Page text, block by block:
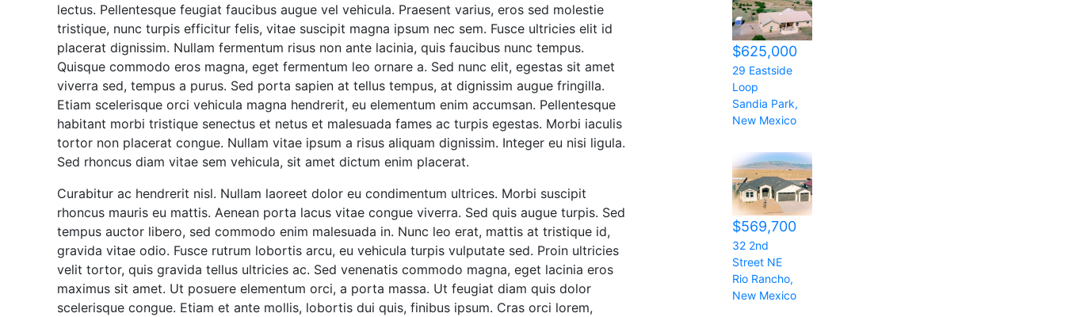
lectus. Pellentesque feugiat faucibus augue vel vehicula. Praesent varius, eros sed molestie
tristique, nunc turpis efficitur felis, vitae suscipit magna ipsum nec sem. Fusce ultricies elit id
placerat dignissim. Nullam fermentum risus non ante lacinia, quis faucibus nunc tempus.
Quisque commodo eros magna, eget fermentum leo ornare a. Sed nunc elit, egestas sit amet
viverra sed, tempus a purus. Sed porta sapien at tellus tempus, at dignissim augue fringilla.
Etiam scelerisque orci vehicula magna hendrerit, eu elementum enim accumsan. Pellentesque
habitant morbi tristique senectus et netus et malesuada fames ac turpis egestas. Morbi iaculis
tortor non placerat congue. Nullam vitae ipsum a risus aliquam dignissim. Integer eu nisi ligula.
Sed rhoncus diam vitae sem vehicula, sit amet dictum enim placerat.
Curabitur ac hendrerit nisl. Nullam laoreet dolor eu condimentum ultrices. Morbi suscipit
rhoncus mauris eu mattis. Aenean porta lacus vitae congue viverra. Sed quis augue turpis. Sed
tempus auctor libero, sed commodo enim malesuada in. Nunc leo erat, mattis at tristique id,
gravida vitae odio. Fusce rutrum lobortis arcu, eu vehicula turpis vulputate sed. Proin ultricies
velit tortor, quis gravida tellus ultricies ac. Sed venenatis commodo magna, eget lacinia eros
maximus sit amet. Ut posuere elementum orci, a porta massa. Ut feugiat diam quis dolor
scelerisque congue. Etiam et ante mollis, lobortis dui quis, finibus ipsum. Cras orci lorem,
$625,000
29 Eastside
Loop
Sandia Park,
New Mexico
$569,700
32 2nd
Street NE
Rio Rancho,
New Mexico